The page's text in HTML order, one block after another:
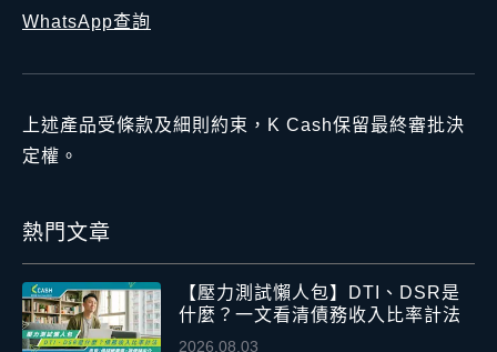
WhatsApp查詢
上述產品受條款及細則約束，K Cash保留最終審批決
定權。
熱門文章
【壓力測試懶人包】DTI、DSR是
什麼？一文看清債務收入比率計法
2026.08.03